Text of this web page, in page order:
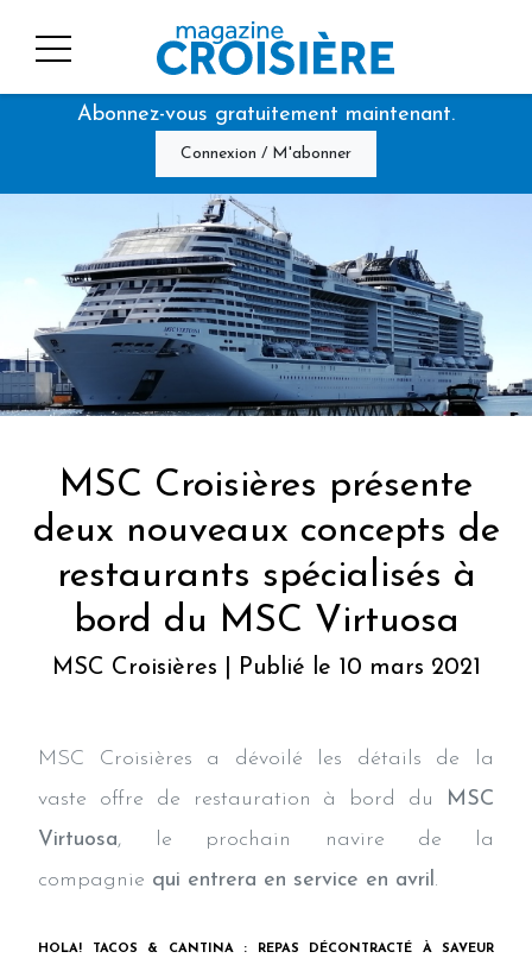
Abonnez-vous gratuitement maintenant.
Connexion / M'abonner
MSC Croisières présente
deux nouveaux concepts de
restaurants spécialisés à
bord du MSC Virtuosa
MSC Croisières | Publié le 10 mars 2021
MSC Croisières a dévoilé les détails de la
vaste offre de restauration à bord du
MSC
Virtuosa, le prochain navire de la
compagnie qui entrera en service en avril .
HOLA! TACOS & CANTINA : REPAS DÉCONTRACTÉ À SAVEUR